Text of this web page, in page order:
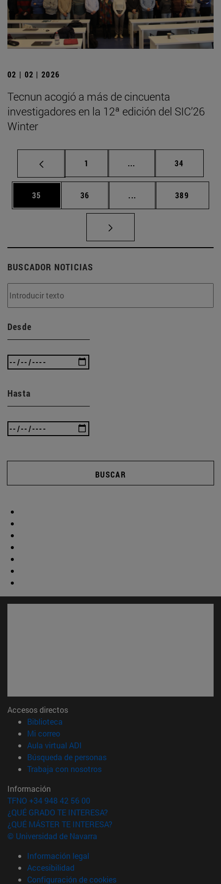
02 | 02 | 2026
Tecnun acogió a más de cincuenta
investigadores en la 12ª edición del SIC’26
Winter
Página
1 ... Páginas intermedias
Página
34
Página
35 Página
36 ... Páginas intermedias
Página
389
BUSCADOR NOTICIAS
Desde
Hasta
BUSCAR
Accesos directos
Biblioteca
Mi correo(abre en nueva ventana)
Aula virtual ADI
Búsqueda de personas(abre en nueva ventana)
Trabaja con nosotros(abre en nueva ventana)
Información
TFNO +34 948 42 56 00
¿QUÉ GRADO TE INTERESA?
¿QUÉ MÁSTER TE INTERESA?
© Universidad de Navarra
Información legal
Accesibilidad
Configuración de cookies